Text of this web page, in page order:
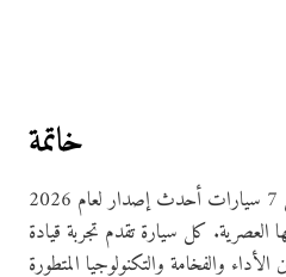
خاتمة
هذه كانت نظرة شاملة على 7 سيارات أحدث إصدار لعام 2026
العصرية. كل سيارة تقدم تجربة قيادة